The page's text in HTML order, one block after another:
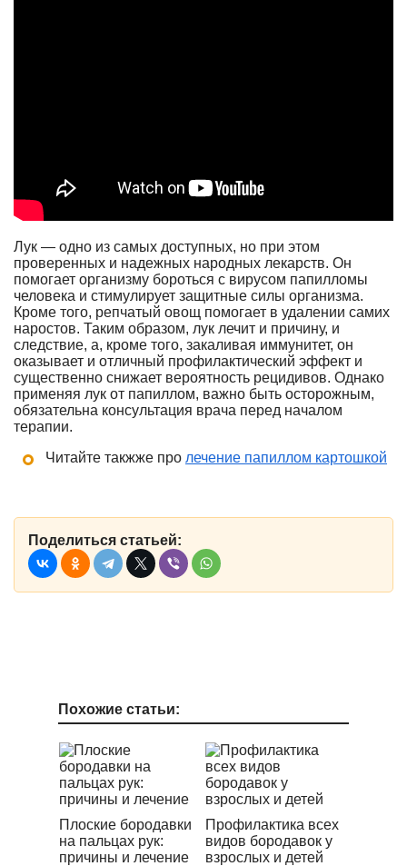
Лук — одно из самых доступных, но при этом
проверенных и надежных народных лекарств. Он
помогает организму бороться с вирусом папилломы
человека и стимулирует защитные силы организма.
Кроме того, репчатый овощ помогает в удалении самих
наростов. Таким образом, лук лечит и причину, и
следствие, а, кроме того, закаливая иммунитет, он
оказывает и отличный профилактический эффект и
существенно снижает вероятность рецидивов. Однако
применяя лук от папиллом, важно быть осторожным,
обязательна консультация врача перед началом
терапии.
Читайте такжже про лечение папиллом картошкой
Поделиться статьей:
Похожие статьи:
Плоские бородавки
на пальцах рук:
причины и лечение
Профилактика всех
видов бородавок у
взрослых и детей